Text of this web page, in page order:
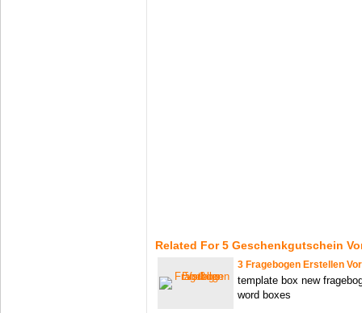
Related For 5 Geschenkgutschein
3 Fragebogen Erstellen
template box new
word boxes